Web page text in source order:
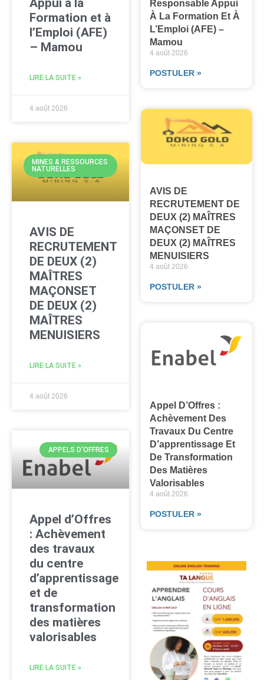
Appui à la
Formation et à
l’Emploi (AFE)
– Mamou
LIRE LA SUITE »
4 août 2026
MINES & RESSOURCES
NATURELLES
AVIS DE
RECRUTEMENT
DE DEUX (2)
MAÎTRES
MAÇONSET
DE DEUX (2)
MAÎTRES
MENUISIERS
LIRE LA SUITE »
4 août 2026
APPELS D'OFFRES
Appel d’Offres
: Achèvement
des travaux
du centre
d’apprentissage
et de
transformation
des matières
valorisables
LIRE LA SUITE »
Responsable Appui
À La Formation Et À
L’Emploi (AFE) –
Mamou
4 août 2026
POSTULER »
AVIS DE
RECRUTEMENT DE
DEUX (2) MAÎTRES
MAÇONSET DE
DEUX (2) MAÎTRES
MENUISIERS
4 août 2026
POSTULER »
Appel D’Offres :
Achèvement Des
Travaux Du Centre
D’apprentissage Et
De Transformation
Des Matières
Valorisables
4 août 2026
POSTULER »